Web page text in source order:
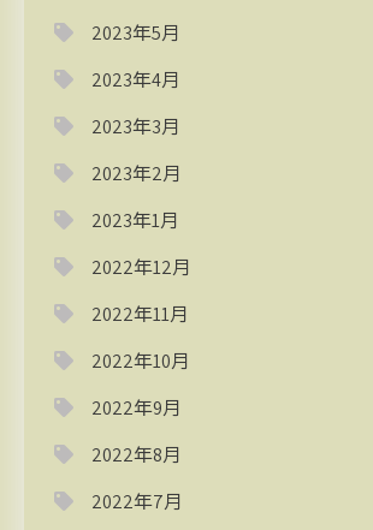
2023年5月
2023年4月
2023年3月
2023年2月
2023年1月
2022年12月
2022年11月
2022年10月
2022年9月
2022年8月
2022年7月